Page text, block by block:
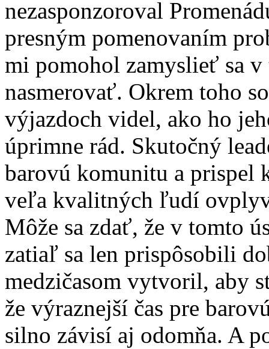
nezasponzoroval
presným pomenovaním
mi pomohol zamyslieť sa
nasmerovať. Okrem toho
výjazdoch videl, ako ho
úprimne rád. Skutočný
barovú komunitu a prispel
veľa kvalitných ľudí
Môže sa zdať, že v tomto
zatiaľ sa len prispôsobili
medzičasom vytvoril, aby
že výraznejší čas pre
silno závisí aj odomňa. A